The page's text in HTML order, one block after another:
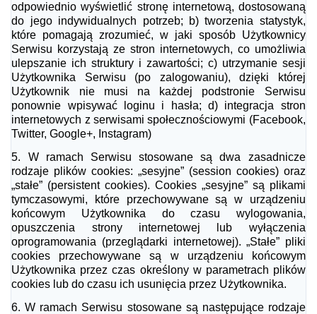
odpowiednio wyświetlić stronę internetową, dostosowaną
do jego indywidualnych potrzeb;
b) tworzenia statystyk,
które pomagają zrozumieć, w jaki sposób Użytkownicy
Serwisu korzystają ze stron internetowych, co umożliwia
ulepszanie ich struktury i zawartości; c) utrzymanie sesji
Użytkownika Serwisu (po zalogowaniu), dzięki której
Użytkownik nie musi na każdej podstronie Serwisu
ponownie wpisywać loginu i hasła; d) integracja stron
internetowych z serwisami społecznościowymi (Facebook,
Twitter, Google+, Instagram)
5.
W ramach Serwisu stosowane są dwa zasadnicze
rodzaje plików cookies: „sesyjne” (session cookies) oraz
„stałe” (persistent cookies). Cookies „sesyjne” są plikami
tymczasowymi, które przechowywane są w urządzeniu
końcowym Użytkownika do czasu wylogowania,
opuszczenia strony internetowej lub wyłączenia
oprogramowania (przeglądarki internetowej). „Stałe” pliki
cookies przechowywane są w urządzeniu końcowym
Użytkownika przez czas określony w parametrach plików
cookies lub do czasu ich usunięcia przez Użytkownika.
6. W ramach Serwisu stosowane są następujące rodzaje